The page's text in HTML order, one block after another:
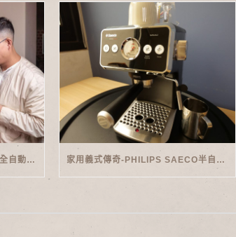
ORBITER OB-1烘豆機：一鍵全自動智能烘焙體驗 家用義式傳奇-PHILIPS SAECO半自動義式咖啡機(EMS5110)開箱